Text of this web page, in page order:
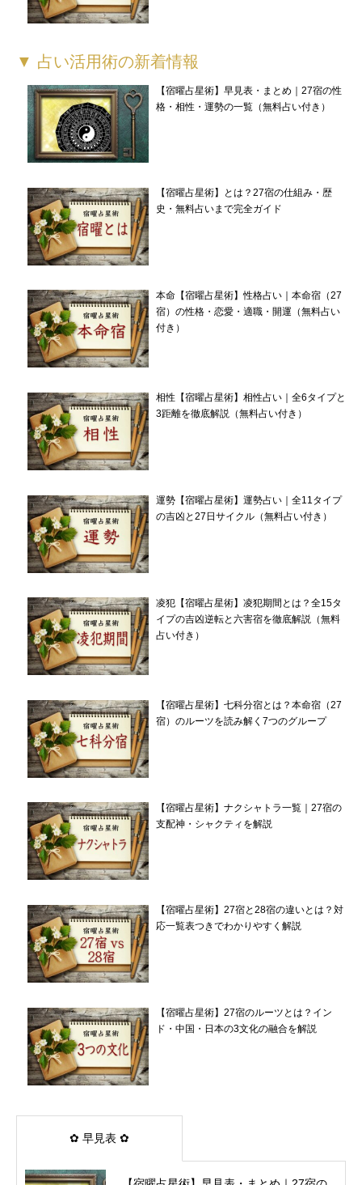
▼ 占い活用術の新着情報
【宿曜占星術】早見表・まとめ｜27宿の性
格・相性・運勢の一覧（無料占い付き）
【宿曜占星術】とは？27宿の仕組み・歴
史・無料占いまで完全ガイド
本命【宿曜占星術】性格占い｜本命宿（27
宿）の性格・恋愛・適職・開運（無料占い
付き）
相性【宿曜占星術】相性占い｜全6タイプと
3距離を徹底解説（無料占い付き）
運勢【宿曜占星術】運勢占い｜全11タイプ
の吉凶と27日サイクル（無料占い付き）
凌犯【宿曜占星術】凌犯期間とは？全15タ
イプの吉凶逆転と六害宿を徹底解説（無料
占い付き）
【宿曜占星術】七科分宿とは？本命宿（27
宿）のルーツを読み解く7つのグループ
【宿曜占星術】ナクシャトラ一覧｜27宿の
支配神・シャクティを解説
【宿曜占星術】27宿と28宿の違いとは？対
応一覧表つきでわかりやすく解説
【宿曜占星術】27宿のルーツとは？イン
ド・中国・日本の3文化の融合を解説
✿ 早見表 ✿